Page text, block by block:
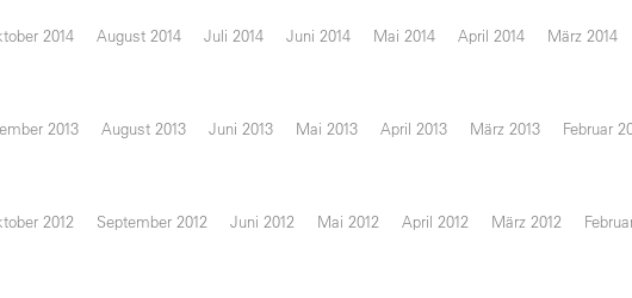
2014 August 2014 Juli 2014 Juni 2014 Mai 2014 April 2014 März 2014
2013 August 2013 Juni 2013 Mai 2013 April 2013 März 2013 Februar
2012 September 2012 Juni 2012 Mai 2012 April 2012 März 2012